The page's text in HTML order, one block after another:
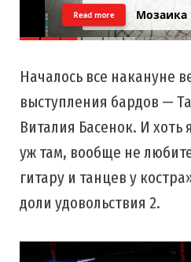
Read more
Началось все накануне
выступления бардов —
Виталия Басенок. И хоть
уж там, вообще не
гитару и танцев у
доли удовольствия 2.